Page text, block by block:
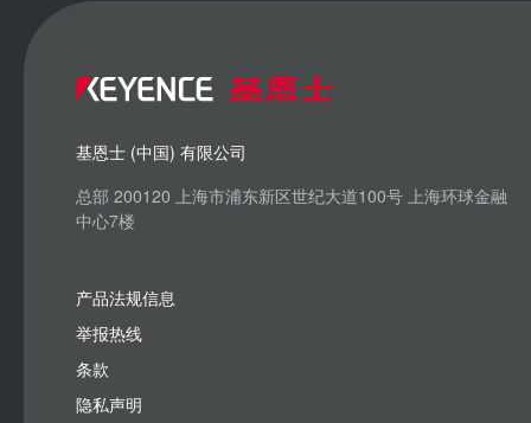
基恩士 (中国) 有限公司
总部 200120 上海市浦东新区世纪大道100号 上海环球金融
中心7楼
产品法规信息
举报热线
条款
隐私声明